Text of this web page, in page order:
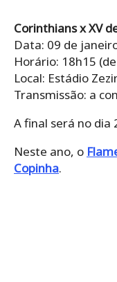
Corinthians x XV
Data: 09 de
Horário: 18h15
Local: Estádio
Transmissão: a
A final será no dia
Neste ano, o
Copinha.